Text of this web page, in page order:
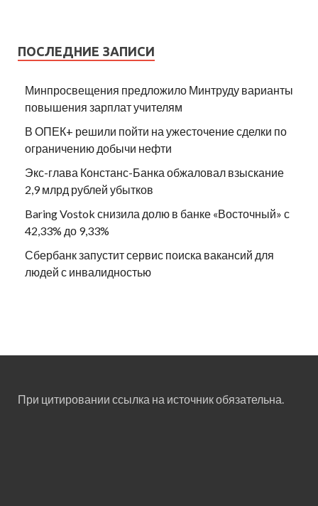
ПОСЛЕДНИЕ ЗАПИСИ
Минпросвещения предложило Минтруду варианты
повышения зарплат учителям
В ОПЕК+ решили пойти на ужесточение сделки по
ограничению добычи нефти
Экс-глава Констанс-Банка обжаловал взыскание
2,9 млрд рублей убытков
Baring Vostok снизила долю в банке «Восточный» с
42,33% до 9,33%
Сбербанк запустит сервис поиска вакансий для
людей с инвалидностью
При цитировании ссылка на источник обязательна.